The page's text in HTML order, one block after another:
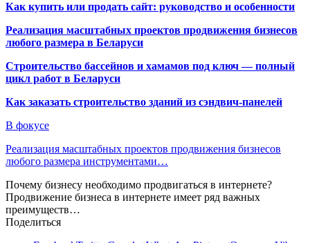
Как купить или продать сайт: руководство и особенности
Реализация масштабных проектов продвижения бизнесов
любого размера в Беларуси
Строительство бассейнов и хамамов под ключ — полный
цикл работ в Беларуси
Как заказать строительство зданий из сэндвич-панелей
В фокусе
Реализация масштабных проектов продвижения бизнесов
любого размера инструментами…
Почему бизнесу необходимо продвигаться в интернете?
Продвижение бизнеса в интернете имеет ряд важных
преимуществ…
Поделиться